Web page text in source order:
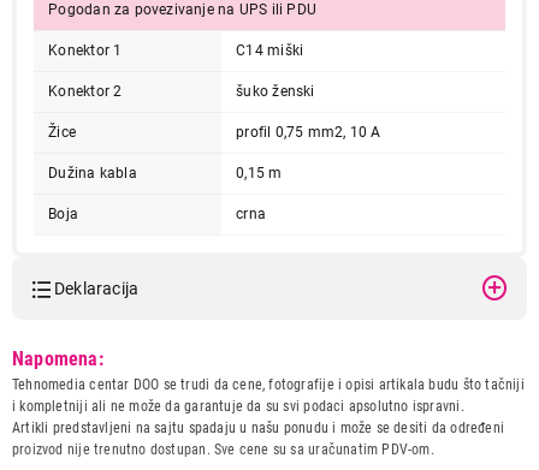
Pogodan za povezivanje na UPS ili PDU
Konektor 1 C14 miški
Konektor 2 šuko ženski
Žice profil 0,75 mm2, 10 A
Dužina kabla 0,15 m
Boja crna
Deklaracija
Naziv i vrsta robe:
ADAPTER IT/AV
Uvoznik:
GEMBIRD DOO
Zemlja porekla:
Kina
Napomena:
Tehnomedia centar DOO se trudi da cene, fotografije i opisi artikala budu što tačniji
i kompletniji ali ne može da garantuje da su svi podaci apsolutno ispravni.
Artikli predstavljeni na sajtu spadaju u našu ponudu i može se desiti da određeni
proizvod nije trenutno dostupan. Sve cene su sa uračunatim PDV-om.